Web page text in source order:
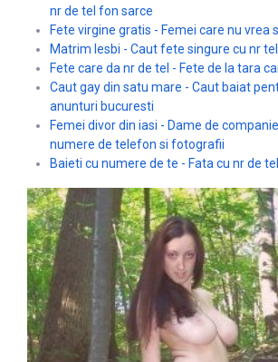
nr de tel fon sarce
Fete virgine gratis - Femei care nu vrea
Matrim lesbi - Caut fete singure cu nr
Fete care da nr de tel - Fete de la tara
Caut gay din satu mare - Caut baiat
anunturi bucuresti
Femei divor din iasi - Dame de
numere de telefon si fotografii
Baieti cu numere de te - Fata cu nr de